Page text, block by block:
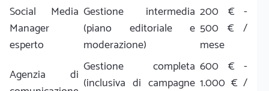
Social Media
Manager
esperto
Gestione intermedia
(piano editoriale e
moderazione)
200 € -
500 € /
mese
Agenzia di Gestione completa
(inclusiva di campagne
600 € -
1.000 € /